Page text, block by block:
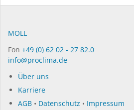
MOLL
Fon +49 (0) 62 02 - 27 82.0
info@proclima.de
Über uns
Karriere
AGB • Datenschutz • Impressum